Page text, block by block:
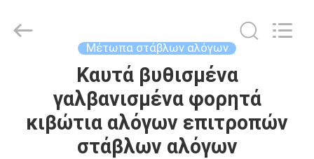
ΠΡΟΪΌΝΤΑ
products
Μέτωπα στάβλων αλόγων
Καυτά βυθισμένα
γαλβανισμένα φορητά
κιβώτια αλόγων επιτροπών
στάβλων αλόγων